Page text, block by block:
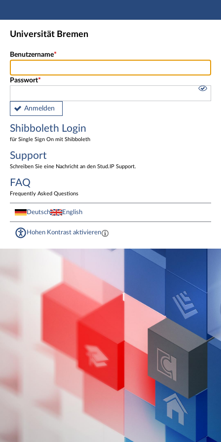
Hauptnavigation
Shibboleth Login
Universität Bremen
Benutzername
Passwort
Anmelden
Shibboleth Login
für Single Sign On mit Shibboleth
Support
Schreiben Sie eine Nachricht an den Stud.IP Support.
FAQ
Frequently Asked Questions
Deutsch English
Hohen Kontrast aktivieren